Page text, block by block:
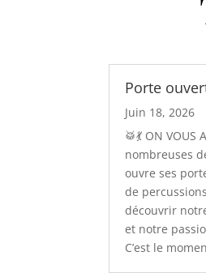
Porte
Juin 18, 2026
🥁💃 ON VOUS
nombreuses
ouvre ses
de
découvrir
et notre
C’est le